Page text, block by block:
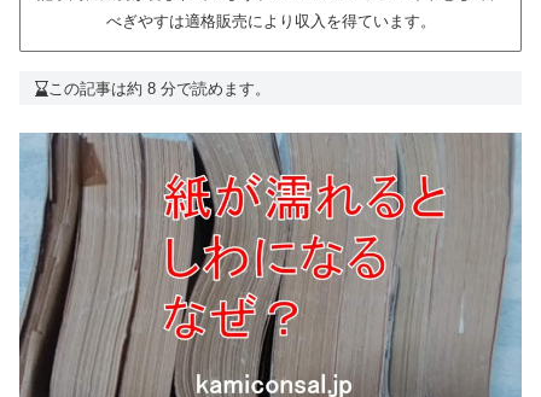
べぎやすは適格販売により収入を得ています。
この記事は約 8 分で読めます。